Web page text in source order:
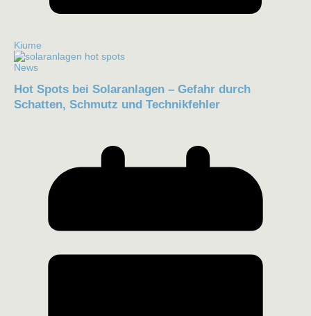
Kiume
News
Hot Spots bei Solaranlagen – Gefahr durch
Schatten, Schmutz und Technikfehler